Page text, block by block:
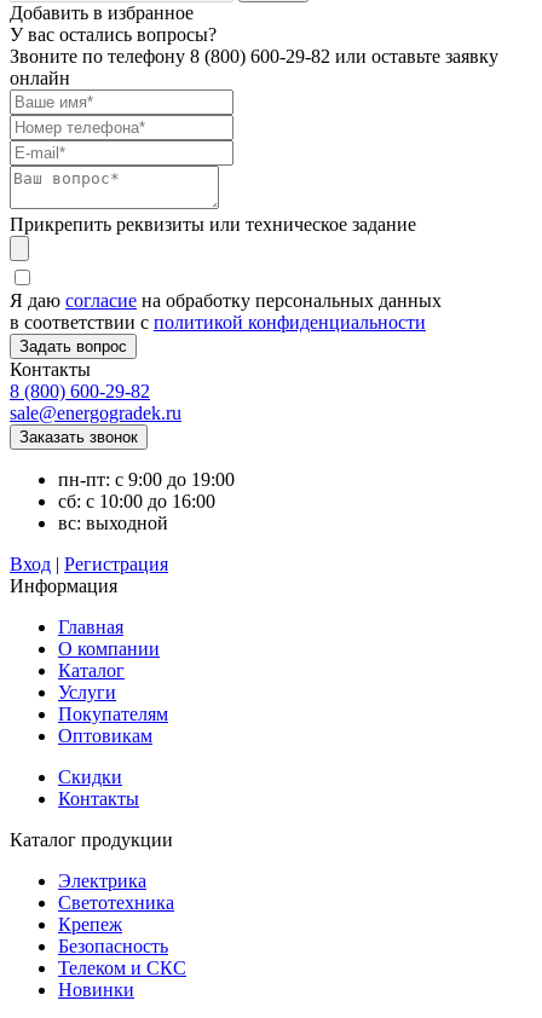
Добавить в избранное
У вас остались вопросы?
Звоните по телефону 8 (800) 600-29-82 или оставьте заявку
онлайн
Прикрепить реквизиты или техническое задание
Я даю согласие на обработку персональных данных
в соответствии с политикой конфиденциальности
Контакты
8 (800) 600-29-82
sale@energogradek.ru
пн-пт: с 9:00 до 19:00
сб: с 10:00 до 16:00
вс: выходной
Вход | Регистрация
Информация
Главная
О компании
Каталог
Услуги
Покупателям
Оптовикам
Скидки
Контакты
Каталог продукции
Электрика
Светотехника
Крепеж
Безопасность
Телеком и СКС
Новинки